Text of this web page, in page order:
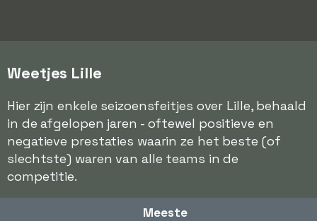
Weetjes Lille
Hier zijn enkele seizoensfeitjes over Lille, behaald
in de afgelopen jaren - oftewel positieve en
negatieve prestaties waarin ze het beste (of
slechtste) waren van alle teams in de
competitie.
Meeste